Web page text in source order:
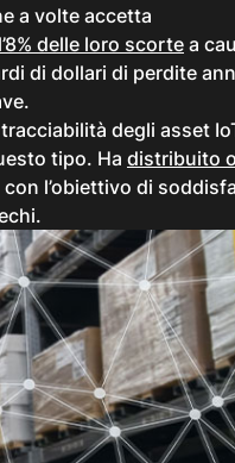
a volte accetta
delle loro scortea
di dollari di perdite
degli asset
tipo. Ha distribuito
l’obiettivo di